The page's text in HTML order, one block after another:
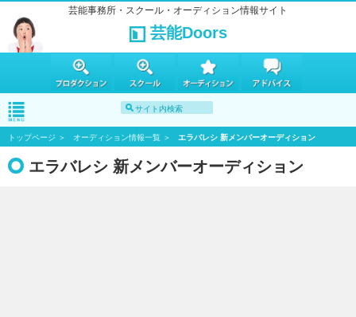
芸能事務所・スクール・オーディション情報サイト
芸能Doors
トップページ オーディション情報一覧 エラバレシ 新メンバーオーディション
エラバレシ 新メンバーオーディション